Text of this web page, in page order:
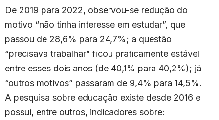
De 2019 para 2022, observou-se redução do
motivo “não tinha interesse em estudar”, que
passou de 28,6% para 24,7%; a questão
“precisava trabalhar” ficou praticamente estável
entre esses dois anos (de 40,1% para 40,2%); já
“outros motivos” passaram de 9,4% para 14,5%.
A pesquisa sobre educação existe desde 2016 e
possui, entre outros, indicadores sobre: